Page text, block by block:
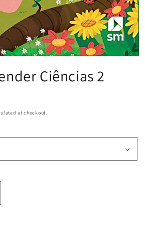
Ciências 2
at checkout.